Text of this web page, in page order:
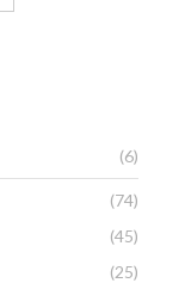
(6)
(74)
(45)
(25)